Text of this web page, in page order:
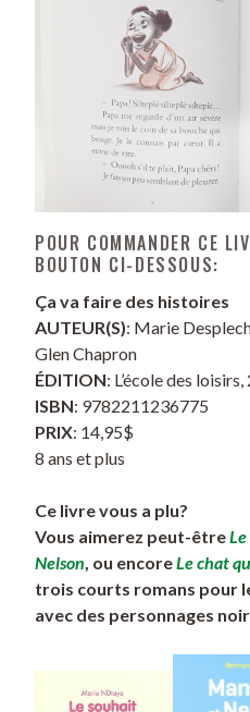
POUR COMMANDER CE
BOUTON CI-DESSOUS:
Ça va faire des histoires
AUTEUR(S): Marie
Glen Chapron
ÉDITION: L’école des
ISBN: 9782211236775
PRIX: 14,95$
8 ans et plus
Ce livre vous a plu?
Vous aimerez peut-être
Nelson, ou encoreLe chat
trois courts romans pour
avec des personnages